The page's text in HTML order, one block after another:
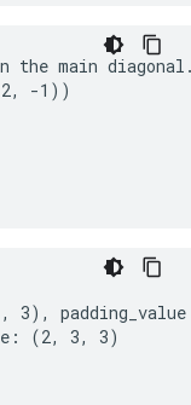
the main
-1))
(2, 3, 3)